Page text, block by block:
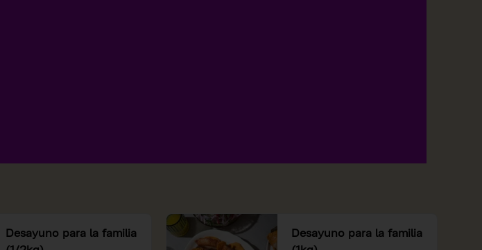
Desayuno para la familia
Desayuno para la familia